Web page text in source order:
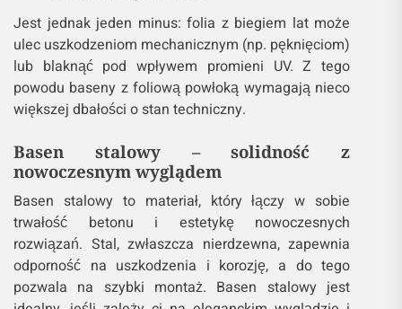
Jest jednak jeden minus: folia z biegiem lat może
ulec uszkodzeniom mechanicznym (np. pęknięciom)
lub blaknąć pod wpływem promieni UV. Z tego
powodu baseny z foliową powłoką wymagają nieco
większej dbałości o stan techniczny.
Basen stalowy – solidność z
nowoczesnym wyglądem
Basen stalowy to materiał, który łączy w sobie
trwałość betonu i estetykę nowoczesnych
rozwiązań. Stal, zwłaszcza nierdzewna, zapewnia
odporność na uszkodzenia i korozję, a do tego
pozwala na szybki montaż. Basen stalowy jest